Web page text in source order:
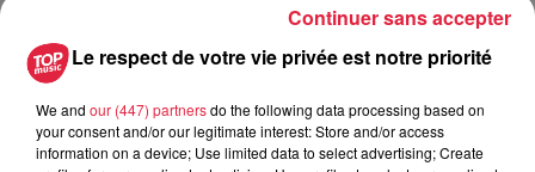
retrouve le son de ses 1ers albums . On s'en délecte .
Au début des années 80, quatre jeunes de Glasgow
s’exilent à Londres pour monter ce qu’ils appelleraient à
Le respect de votre vie privée est notre priorité
We and our (447) partnersdo the following data processing based on
your consent and/or our legitimate interest: Store and/or access
information on a device; Use limited data to select advertising; Create
Continuer sans accepter